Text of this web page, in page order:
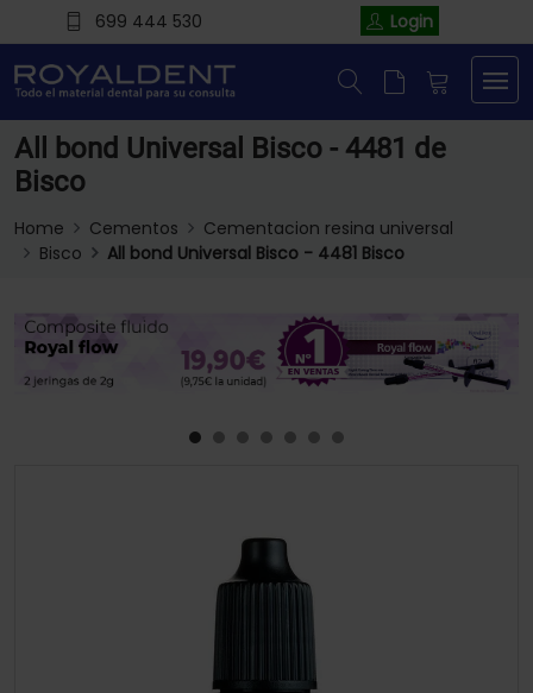
699 444 530 Login
All bond Universal Bisco - 4481 de
Bisco
Home Cementos
Cementacion resina universal
Bisco
All bond Universal Bisco - 4481 Bisco